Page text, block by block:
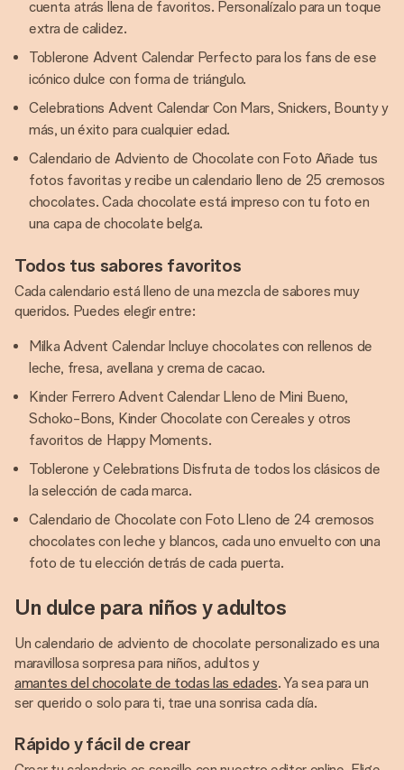
cuenta atrás llena de favoritos. Personalízalo para un toque
extra de calidez.
Toblerone Advent Calendar Perfecto para los fans de ese
icónico dulce con forma de triángulo.
Celebrations Advent Calendar Con Mars, Snickers, Bounty y
más, un éxito para cualquier edad.
Calendario de Adviento de Chocolate con Foto Añade tus
fotos favoritas y recibe un calendario lleno de 25 cremosos
chocolates. Cada chocolate está impreso con tu foto en
una capa de chocolate belga.
Todos tus sabores favoritos
Cada calendario está lleno de una mezcla de sabores muy
queridos. Puedes elegir entre:
Milka Advent Calendar Incluye chocolates con rellenos de
leche, fresa, avellana y crema de cacao.
Kinder Ferrero Advent Calendar Lleno de Mini Bueno,
Schoko-Bons, Kinder Chocolate con Cereales y otros
favoritos de Happy Moments.
Toblerone y Celebrations Disfruta de todos los clásicos de
la selección de cada marca.
Calendario de Chocolate con Foto Lleno de 24 cremosos
chocolates con leche y blancos, cada uno envuelto con una
foto de tu elección detrás de cada puerta.
Un dulce para niños y adultos
Un calendario de adviento de chocolate personalizado es una
maravillosa sorpresa para niños, adultos y
amantes del chocolate de todas las edades. Ya sea para un
ser querido o solo para ti, trae una sonrisa cada día.
Rápido y fácil de crear